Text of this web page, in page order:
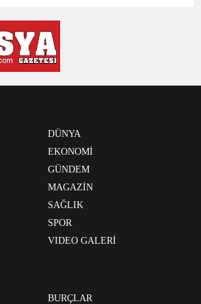
DÜNYA
EKONOMİ
GÜNDEM
MAGAZİN
SAĞLIK
SPOR
VIDEO GALERİ
BURÇLAR